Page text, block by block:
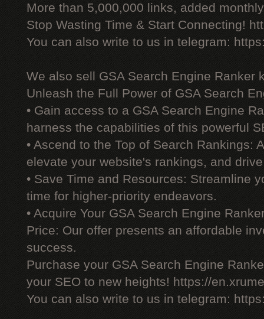
More than 5,000,000 links, added
Stop Wasting Time & Start Connecting!
You can also write to us in telegram:
We also sell GSA Search Engine Ranker
Unleash the Full Power of GSA Search
• Gain access to a GSA Search Engine
harness the capabilities of this powerful
• Ascend to the Top of Search Rankings:
elevate your website's rankings, and
• Save Time and Resources: Streamline
time for higher-priority endeavors.
• Acquire Your GSA Search Engine
Price: Our offer presents an affordable
success.
Purchase your GSA Search Engine
your SEO to new heights! https://
You can also write to us in telegram: